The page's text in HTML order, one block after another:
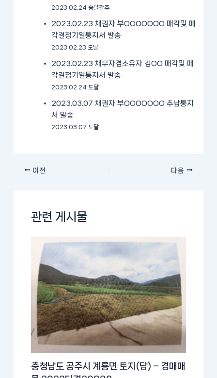
2023.02.24 송달간주
2023.02.23 채권자 부OOOOOOO 매각및 매
각결정기일통지서 발송
2023.02.23 도달
2023.02.23 채무자겸소유자 김OO 매각및 매
각결정기일통지서 발송
2023.02.24 도달
2023.03.07 채권자 부OOOOOOO 추납통지
서 발송
2023.03.07 도달
이전 다음
관련 게시물
충청남도 공주시 계룡면 토지(답) – 경매매